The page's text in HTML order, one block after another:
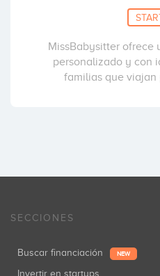
MissBabysitter ofrece
personalizado y con
familias que viajan
SECCIONES
Buscar financiación NEW
Invertir en startups